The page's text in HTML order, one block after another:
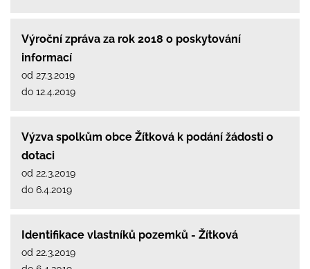
Výroční zpráva za rok 2018 o poskytování
informací
od 27.3.2019
do 12.4.2019
Výzva spolkům obce Žítková k podání žádosti o
dotaci
od 22.3.2019
do 6.4.2019
Identifikace vlastníků pozemků - Žítková
od 22.3.2019